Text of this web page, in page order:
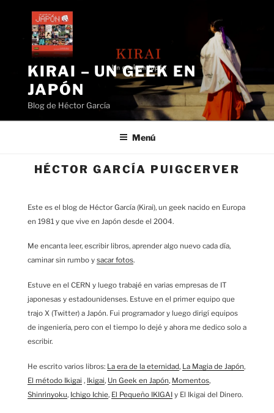
contenido
KIRAI – UN GEEK EN
JAPÓN
Blog de Héctor García
Menú
HÉCTOR GARCÍA PUIGCERVER
Este es el blog de Héctor García (Kirai), un geek nacido en Europa
en 1981 y que vive en Japón desde el 2004.
Me encanta leer, escribir libros, aprender algo nuevo cada día,
caminar sin rumbo y sacar fotos.
Estuve en el CERN y luego trabajé en varias empresas de IT
japonesas y estadounidenses. Estuve en el primer equipo que
trajo X (Twitter) a Japón. Fui programador y luego dirigí equipos
de ingeniería, pero con el tiempo lo dejé y ahora me dedico solo a
escribir.
He escrito varios libros: La era de la eternidad, La Magia de Japón,
El método Ikigai , Ikigai, Un Geek en Japón, Momentos,
Shinrinyoku, Ichigo Ichie, El Pequeño IKIGAI y El Ikigai del Dinero.